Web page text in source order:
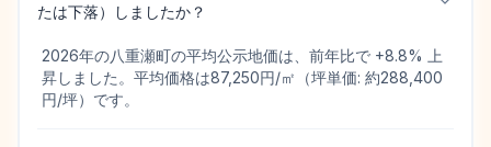
たは下落）しましたか？
2026年の八重瀬町の平均公示地価は、前年比で +8.8% 上
昇しました。平均価格は87,250円/㎡（坪単価: 約288,400
円/坪）です。